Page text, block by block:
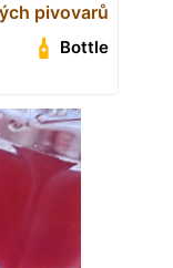
pivovarů
Bottle